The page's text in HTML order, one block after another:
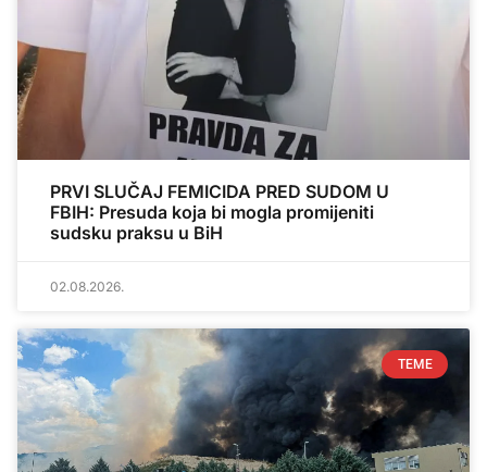
PRVI SLUČAJ FEMICIDA PRED SUDOM U
FBIH: Presuda koja bi mogla promijeniti
sudsku praksu u BiH
02.08.2026.
TEME